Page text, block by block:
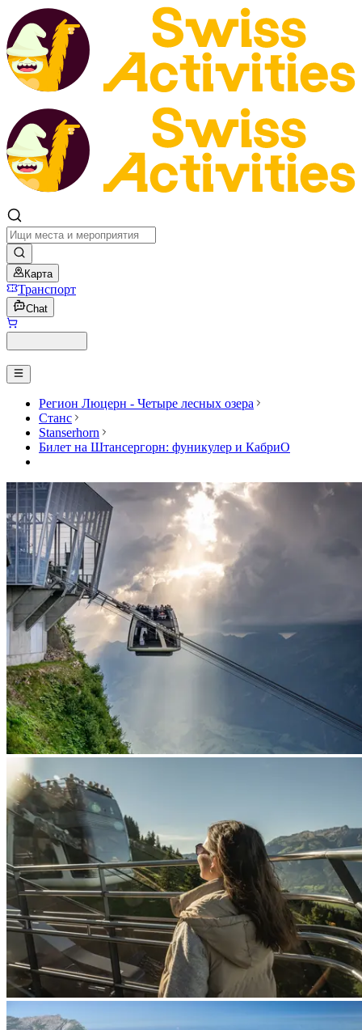
Карта
Транспорт
Chat
Регион Люцерн - Четыре лесных озера
Станс
Stanserhorn
Билет на Штансергорн: фуникулер и КабриО